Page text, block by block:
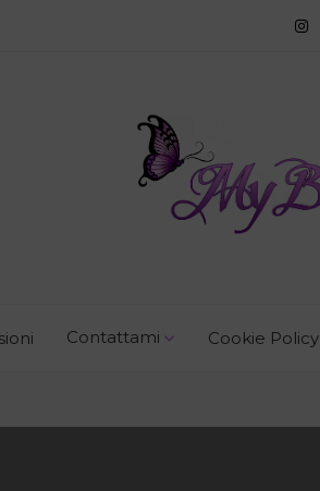
Contattami Cookie Policy